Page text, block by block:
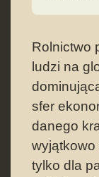
Rolnictwo
ludzi na
sfer
danego
wyjątkowo
tylko dla